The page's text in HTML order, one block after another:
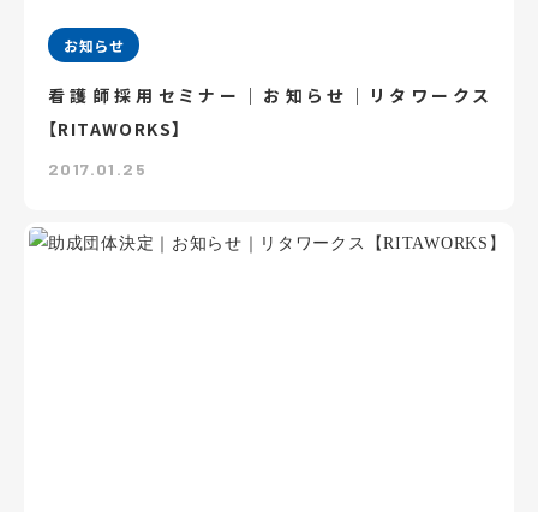
お知らせ
看護師採用セミナー｜お知らせ｜リタワークス
【RITAWORKS】
2017.01.25